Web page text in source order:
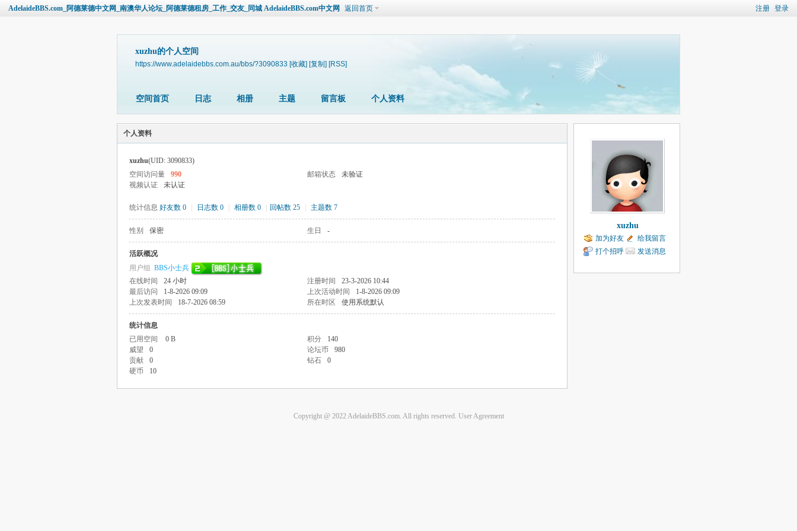
注册 登录
AdelaideBBS.com_阿德莱德中文网_南澳华人论坛_阿德莱德租房_工作_交友_同城 AdelaideBBS.com中文网 返回首页
xuzhu的个人空间
https://www.adelaidebbs.com.au/bbs/?3090833 [收藏] [复制] [RSS]
空间首页 日志 相册 主题 留言板 个人资料
个人资料
xuzhu(UID: 3090833)
空间访问量
990 邮箱状态
未验证
视频认证
未认证
统计信息 好友数 0 日志数 0 相册数 0 回帖数 25 主题数 7
性别 保密 生日 -
活跃概况
用户组 BBS小士兵
在线时间
24 小时 注册时间
23-3-2026 10:44
最后访问
1-8-2026 09:09 上次活动时间
1-8-2026 09:09
上次发表时间
18-7-2026 08:59 所在时区 使用系统默认
统计信息
已用空间
0 B 积分
140
威望
0 论坛币
980
贡献
0 钻石
0
硬币
10
xuzhu
加为好友
给我留言
打个招呼
发送消息
Copyright @ 2022 AdelaideBBS.com. All rights reserved. User Agreement